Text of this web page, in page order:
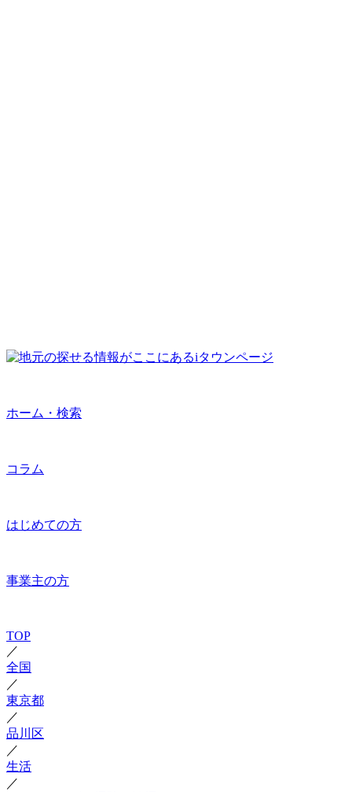
ホーム・検索
コラム
はじめての方
事業主の方
TOP
／
全国
／
東京都
／
品川区
／
生活
／